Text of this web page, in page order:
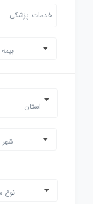
استان
شهر
نوع